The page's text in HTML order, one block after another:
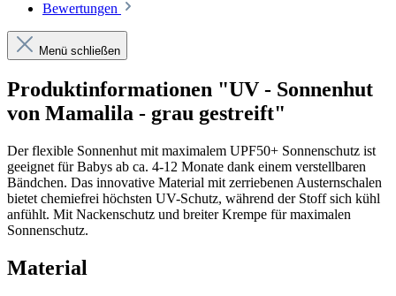
Bewertungen
Menü schließen
Produktinformationen "UV - Sonnenhut
von Mamalila - grau gestreift"
Der flexible Sonnenhut mit maximalem UPF50+ Sonnenschutz ist
geeignet für Babys ab ca. 4-12 Monate dank einem verstellbaren
Bändchen. Das innovative Material mit zerriebenen Austernschalen
bietet chemiefrei höchsten UV-Schutz, während der Stoff sich kühl
anfühlt. Mit Nackenschutz und breiter Krempe für maximalen
Sonnenschutz.
Material